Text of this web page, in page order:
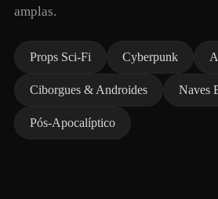
amplas.
Props Sci-Fi Cyberpunk
Ciborgues & Androides Naves
Pós-Apocalíptico